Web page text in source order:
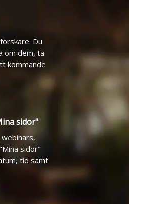
Du
om dem, ta
kommande
sidor"
sidor"
tid samt